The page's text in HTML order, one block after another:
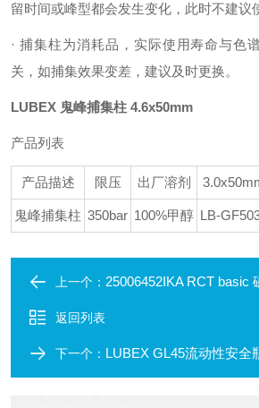
留时间或峰型都会发生变化，此时不建议
· 捕集柱为消耗品，实际使用寿命与色
关，如捕集效果变差，建议及时更换。
LUBEX 鬼峰捕集柱 4.6x50mm
产品列表
产品描述 限压 出厂溶剂
鬼峰捕集柱 350bar 100%甲醇 LB-
上一个： 25006452IKA RCT basic
返回列表
下一个： LUBEX GL45流动性安全